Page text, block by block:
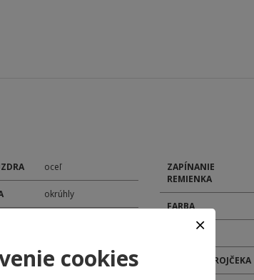
oceľ
okrúhly
ZAPÍNANIE
REMIENKA
FARBA
POHON STROJČEKA
cookies